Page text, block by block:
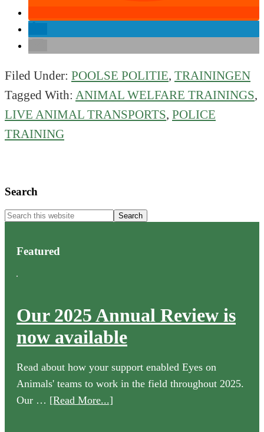
Filed Under: POOLSE POLITIE, TRAININGEN
Tagged With: ANIMAL WELFARE TRAININGS,
LIVE ANIMAL TRANSPORTS, POLICE
TRAINING
Primary
Sidebar
Search
Search
this
Featured
Our 2025 Annual Review is
now available
Read about how your support enabled Eyes on
Animals' teams to work in the field throughout 2025.
Our … [Read More...]